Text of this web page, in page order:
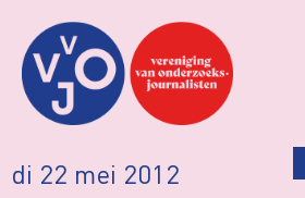
di 22 mei 2012